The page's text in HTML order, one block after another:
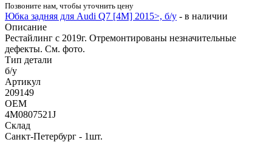
Позвоните нам, чтобы уточнить цену
Юбка задняя для Audi Q7 [4M] 2015>, б/у - в наличии
Описание
Рестайлинг с 2019г. Отремонтированы незначительные
дефекты. См. фото.
Тип детали
б/у
Артикул
209149
OEM
4M0807521J
Склад
Санкт-Петербург - 1шт.